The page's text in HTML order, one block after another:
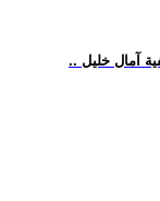
آمال خليل